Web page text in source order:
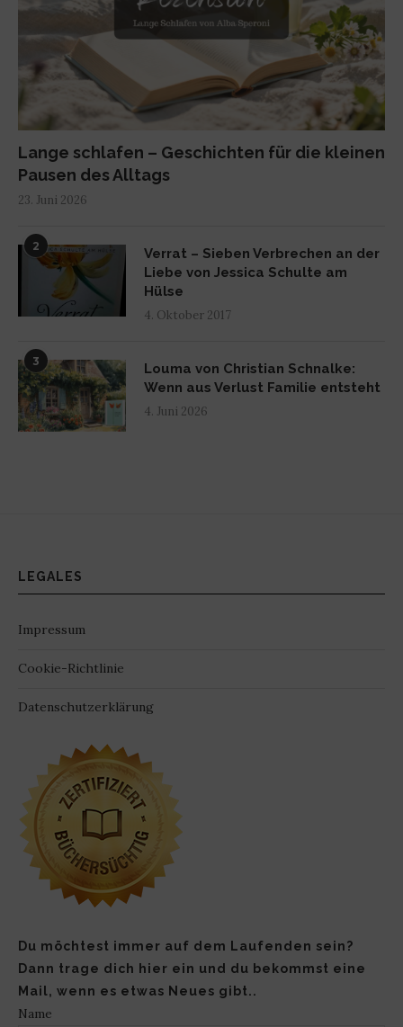
Lange schlafen – Geschichten für die kleinen
Pausen des Alltags
23. Juni 2026
2
Verrat – Sieben Verbrechen an der
Liebe von Jessica Schulte am
Hülse
4. Oktober 2017
3
Louma von Christian Schnalke:
Wenn aus Verlust Familie entsteht
4. Juni 2026
LEGALES
Impressum
Cookie-Richtlinie
Datenschutzerklärung
Du möchtest immer auf dem Laufenden sein?
Dann trage dich hier ein und du bekommst eine
Mail, wenn es etwas Neues gibt..
Name